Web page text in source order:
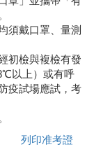
須戴口罩、量測
初檢與複檢有發
以上）或有呼
疫試場應試，考
列印准考證